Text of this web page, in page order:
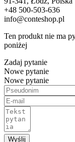
+48 500-503-636
info@conteshop.pl
Ten produkt nie ma
poniżej
Zadaj pytanie
Nowe pytanie
Nowe pytanie
Wyślij